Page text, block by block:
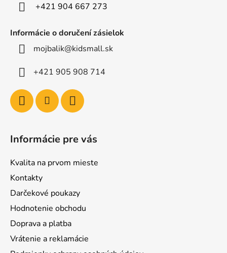
+421 904 667 273
Informácie o doručení zásielok
mojbalik@kidsmall.sk
+421 905 908 714
Informácie pre vás
Kvalita na prvom mieste
Kontakty
Darčekové poukazy
Hodnotenie obchodu
Doprava a platba
Vrátenie a reklamácie